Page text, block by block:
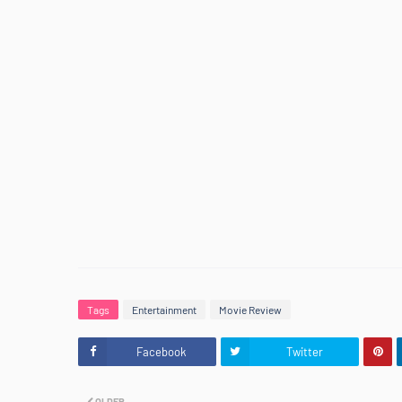
Tags Entertainment Movie Review
Facebook Twitter